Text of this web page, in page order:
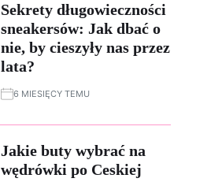
Sekrety długowieczności
sneakersów: Jak dbać o
nie, by cieszyły nas przez
lata?
6 MIESIĘCY TEMU
Jakie buty wybrać na
wędrówki po Ceskiej